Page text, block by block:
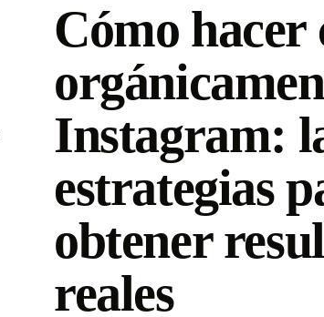
Cómo hacer
Instagram:
estrategias
obtener
reales